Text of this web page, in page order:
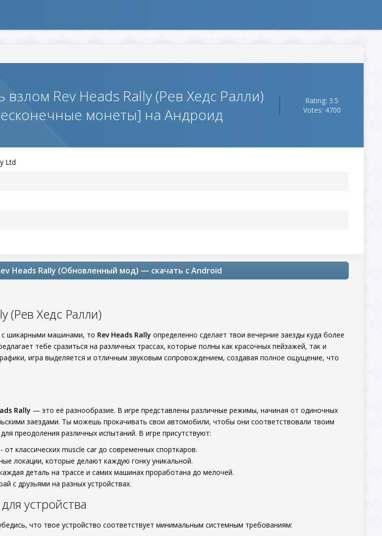
взлом Rev Heads Rally (Рев Хедс Ралли)
монеты] на Андроид
Rating: 3.5
Votes: 4700
Ltd
Heads Rally (Обновленный мод) — скачать с Android
(Рев Хедс Ралли)
шикарными машинами, то Rev Heads Rally определенно сделает твои вечерние заезды куда более
тебе сразиться на различных трассах, которые полны как красочных пейзажей, так и
игра выделяется и отличным звуковым сопровождением, создавая полное ощущение, что
Rally — это её разнообразие. В игре представлены различные режимы, начиная от одиночных
заездами. Ты можешь прокачивать свои автомобили, чтобы они соответствовали твоим
преодоления различных испытаний. В игре присутствуют:
- от классических muscle car до современных спорткаров.
локации, которые делают каждую гонку уникальной.
деталь на трассе и самих машинах проработана до мелочей.
с друзьями на разных устройствах.
устройства
что твое устройство соответствует минимальным системным требованиям: